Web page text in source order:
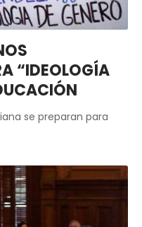
“IDEOLOGÍA
se preparan para